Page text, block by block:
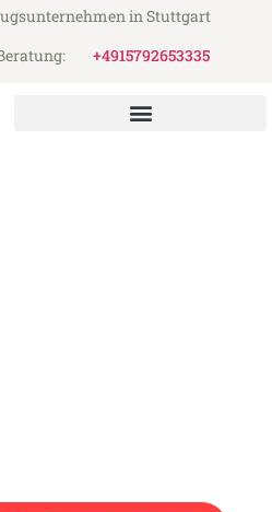
in Stuttgart
+4915792653335